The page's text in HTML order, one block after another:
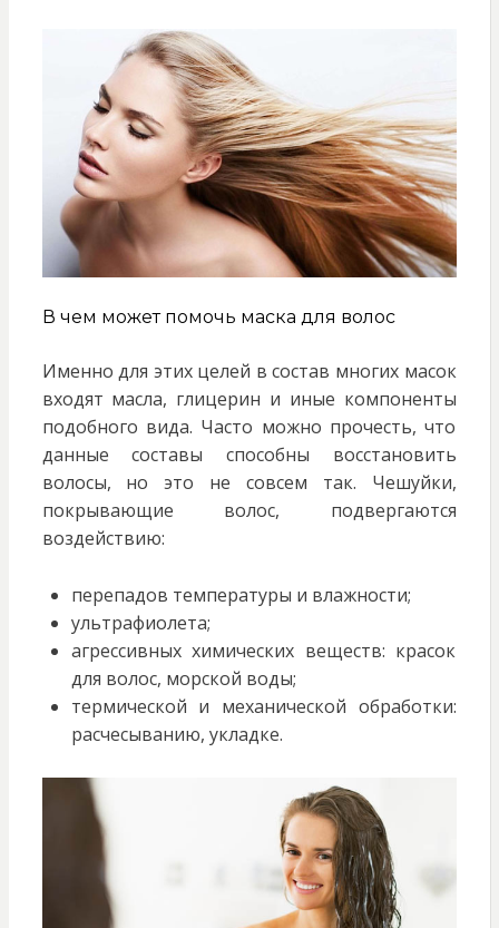
В чем может помочь маска для волос
Именно для этих целей в состав многих масок
входят масла, глицерин и иные компоненты
подобного вида. Часто можно прочесть, что
данные составы способны восстановить
волосы, но это не совсем так. Чешуйки,
покрывающие волос, подвергаются
воздействию:
перепадов температуры и влажности;
ультрафиолета;
агрессивных химических веществ: красок
для волос, морской воды;
термической и механической обработки:
расчесыванию, укладке.